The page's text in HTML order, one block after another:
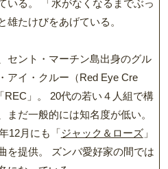
いる。 「水がなくなるまでぶっ
雄たけびをあげている。
セント・マーチン島出身のグル
アイ・クルー（Red Eye Cre
REC」。 20代の若い４人組で構
まだ一般的には知名度が低い。
12月にも「ジャック＆ローズ」
を提供。 ズンバ愛好家の間では